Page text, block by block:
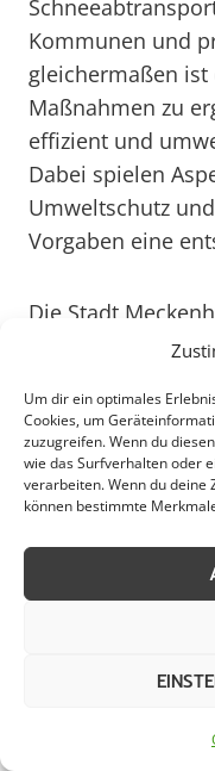
Um dir ein optimales
Cookies, um
zuzugreifen. Wenn du
wie das Surfverhalten oder
verarbeiten. Wenn du deine
können bestimmte
Kommunen und
gleichermaßen
Maßnahmen zu
effizient und
Dabei spielen
Umweltschutz
Vorgaben eine
Die Stadt
Möglichkeiten für
kommunale
individuellen
größere Flächen
wichtig, den
planen, um
Sicherheit im
um